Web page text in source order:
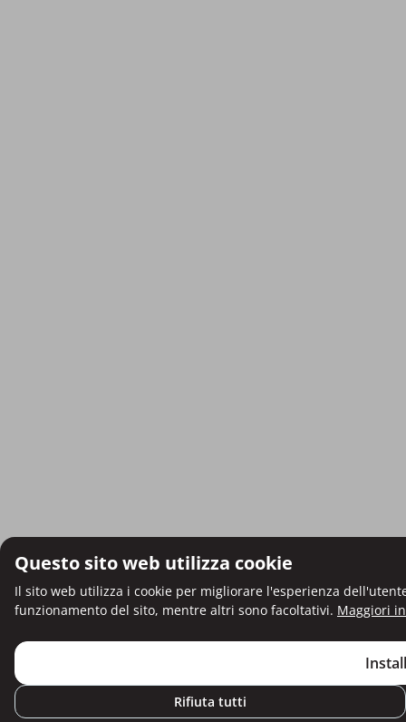
Questo sito web utilizza cookie
Il sito web utilizza i cookie per migliorare l'esperienza
funzionamento del sito, mentre altri sono facoltativi. Maggiori
Rifiuta tutti